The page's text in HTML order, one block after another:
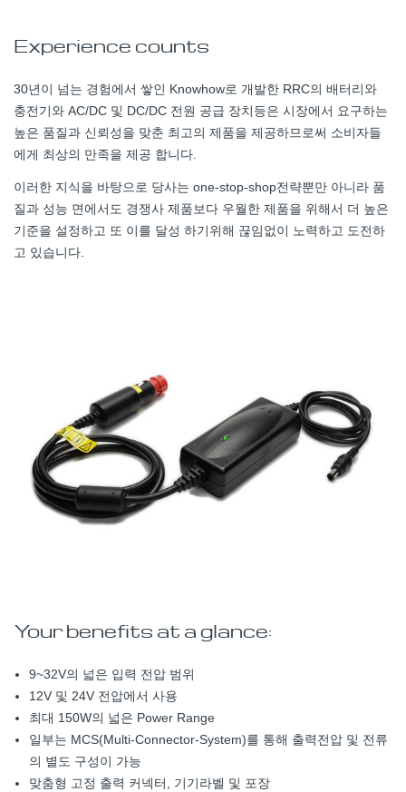
Experience counts
30년이 넘는 경험에서 쌓인 Knowhow로 개발한 RRC의 배터리와
충전기와 AC/DC 및 DC/DC 전원 공급 장치등은 시장에서 요구하는
높은 품질과 신뢰성을 맞춘 최고의 제품을 제공하므로써 소비자들
에게 최상의 만족을 제공 합니다.
이러한 지식을 바탕으로 당사는 one-stop-shop전략뿐만 아니라 품
질과 성능 면에서도 경쟁사 제품보다 우월한 제품을 위해서 더 높은
기준을 설정하고 또 이를 달성 하기위해 끊임없이 노력하고 도전하
고 있습니다.
Your benefits at a glance:
9~32V의 넓은 입력 전압 범위
12V 및 24V 전압에서 사용
최대 150W의 넓은 Power Range
일부는 MCS(Multi-Connector-System)를 통해 출력전압 및 전류
의 별도 구성이 가능
맞춤형 고정 출력 커넥터, 기기라벨 및 포장